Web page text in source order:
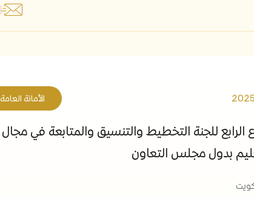
الأمانة العامة
الرابع للجنة التخطيط والتنسيق والمتابعة في مجال
بدول مجلس التعاون